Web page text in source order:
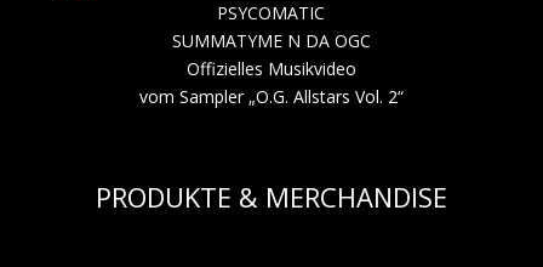
PSYCOMATIC
SUMMATYME N DA OGC
Offizielles Musikvideo
vom Sampler „O.G. Allstars Vol. 2“
PRODUKTE & MERCHANDISE